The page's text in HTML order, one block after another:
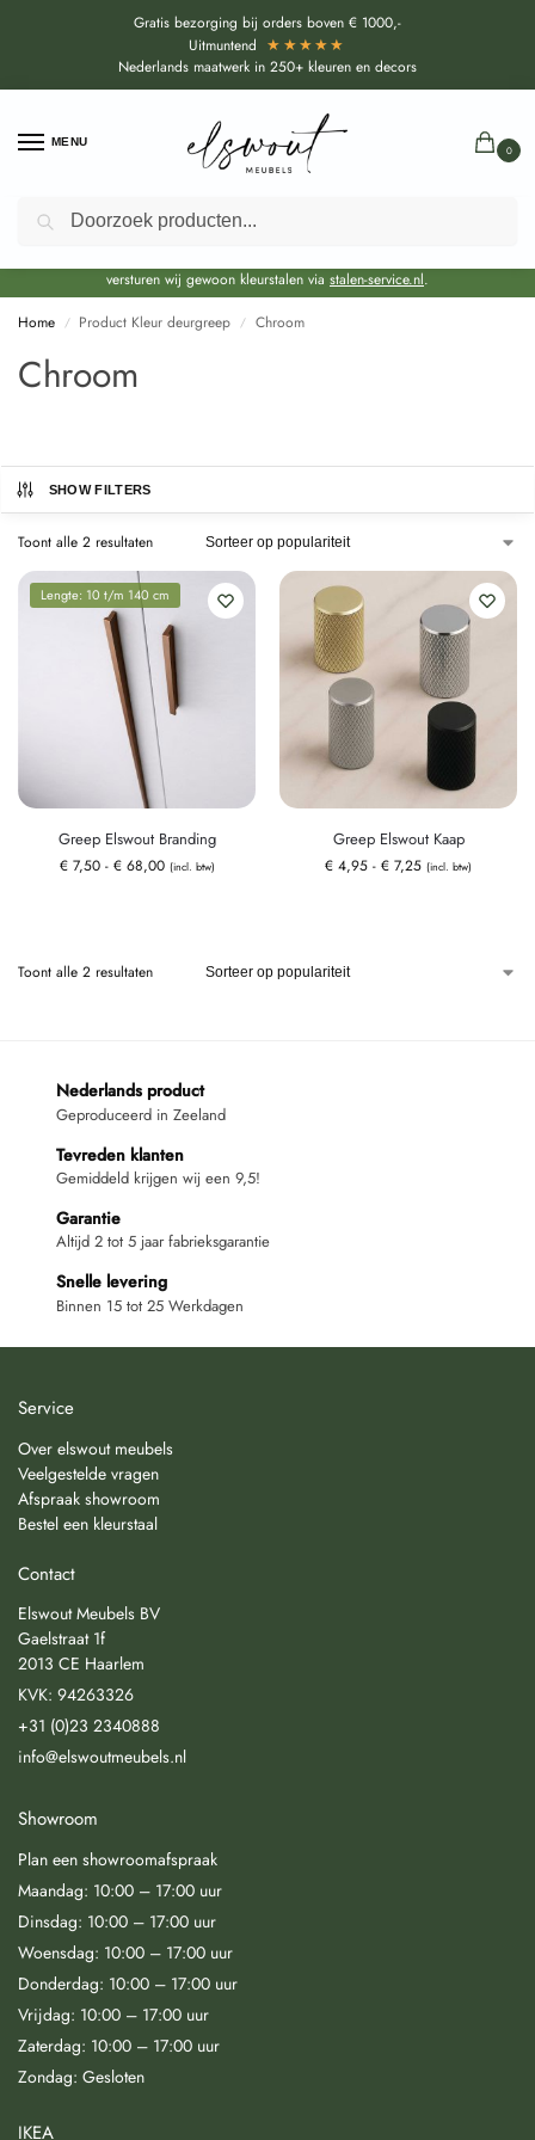
Gratis bezorging bij orders boven € 1000,-
Uitmuntend ★★★★★
Nederlands maatwerk in 250+ kleuren en decors
MENU
0
Door de bouwvakperiode geldt voor alle collecties momenteel een EXTRA
levertijd van circa 3-4 weken bovenop de reguliere levertijd.
versturen wij gewoon kleurstalen via stalen-service.nl.
Home / Product Kleur deurgreep / Chroom
Chroom
SHOW FILTERS
Toont alle 2 resultaten
Lengte: 10 t/m 140 cm
Greep Elswout Branding
€7,50 - €68,00 (incl. btw)
Greep Elswout Kaap
€ 4,95 - € 7,25 (incl. btw)
Toont alle 2 resultaten
Nederlands product
Geproduceerd in Zeeland
Tevreden klanten
Gemiddeld krijgen wij een 9,5!
Garantie
Altijd 2 tot 5 jaar fabrieksgarantie
Snelle levering
Binnen 15 tot 25 Werkdagen
Service
Over elswout meubels
Veelgestelde vragen
Afspraak showroom
Bestel een kleurstaal
Contact
Elswout Meubels BV
Gaelstraat 1f
2013 CE Haarlem
KVK: 94263326
+31 (0)23 2340888
info@elswoutmeubels.nl
Showroom
Plan een showroomafspraak
Maandag: 10:00 – 17:00 uur
Dinsdag: 10:00 – 17:00 uur
Woensdag: 10:00 – 17:00 uur
Donderdag: 10:00 – 17:00 uur
Vrijdag: 10:00 – 17:00 uur
Zaterdag: 10:00 – 17:00 uur
Zondag: Gesloten
IKEA